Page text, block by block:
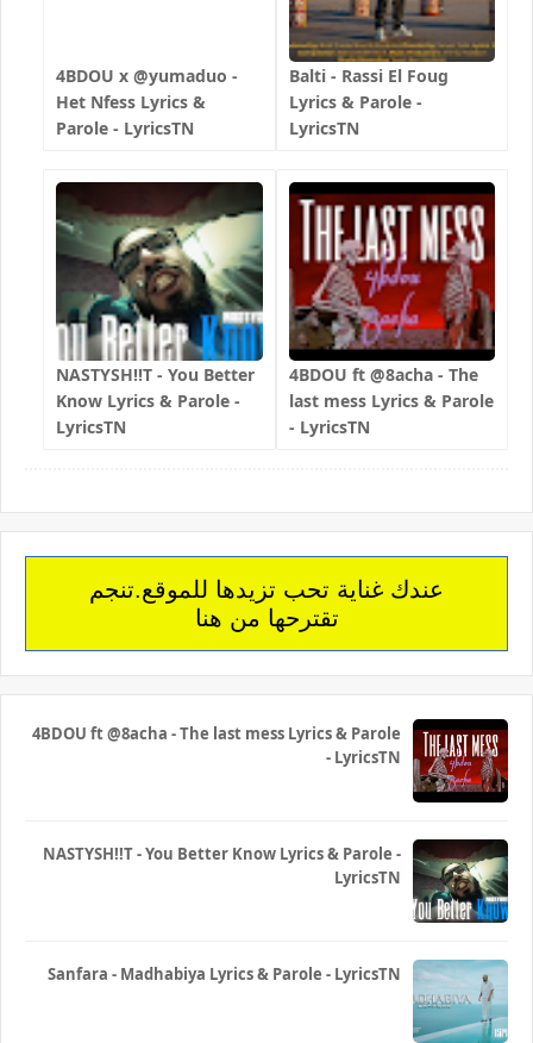
4BDOU x ‪@yumaduo‬ -
Het Nfess Lyrics &
Parole - LyricsTN
Balti - Rassi El Foug
Lyrics & Parole -
LyricsTN
NASTYSH!!T - You Better
Know Lyrics & Parole -
LyricsTN
4BDOU ft ‪@8acha‬ - The
last mess Lyrics & Parole
- LyricsTN
عندك غناية تحب تزيدها للموقع.تنجم
تقترحها من هنا
4BDOU ft ‪@8acha‬ - The last mess Lyrics & Parole
- LyricsTN
NASTYSH!!T - You Better Know Lyrics & Parole -
LyricsTN
Sanfara - Madhabiya Lyrics & Parole - LyricsTN